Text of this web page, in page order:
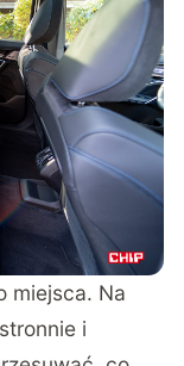
miejsca. Na
i